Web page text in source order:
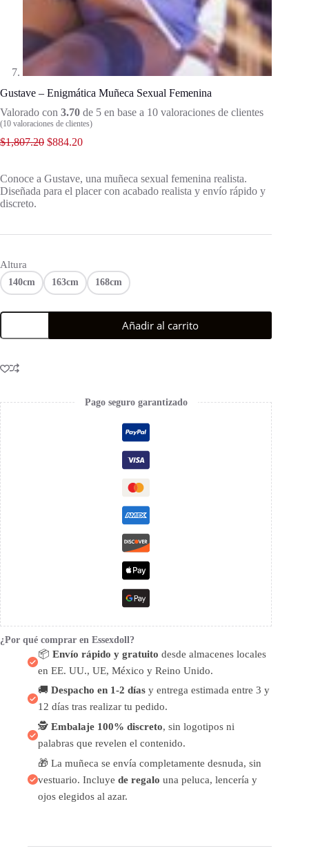
Gustave – Enigmática Muñeca Sexual Femenina
Valorado con 3.70 de 5 en base a 10 valoraciones de clientes
(10 valoraciones de clientes)
$1,807.20 $884.20
Conoce a Gustave, una muñeca sexual femenina realista.
Diseñada para el placer con acabado realista y envío rápido y
discreto.
Altura
140cm 163cm 168cm
Añadir al carrito
Pago seguro garantizado
¿Por qué comprar en Essexdoll?
📦 Envío rápido y gratuito desde almacenes locales
en EE. UU., UE, México y Reino Unido.
🚚 Despacho en 1-2 días y entrega estimada entre 3 y
12 días tras realizar tu pedido.
🕵️ Embalaje 100% discreto, sin logotipos ni
palabras que revelen el contenido.
🎁 La muñeca se envía completamente desnuda, sin
vestuario. Incluye de regalo una peluca, lencería y
ojos elegidos al azar.